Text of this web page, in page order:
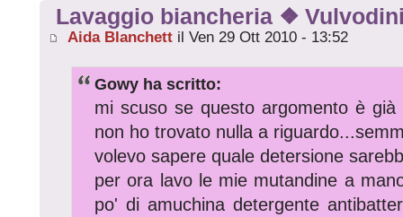
Lavaggio biancheria ❖
Aida Blanchett il Ven 29 Ott 2010 - 13:52
Gowy ha scritto:
mi scuso se questo argomento è
non ho trovato nulla a
volevo sapere quale detersione
per ora lavo le mie mutandine a
po' di amuchina detergente